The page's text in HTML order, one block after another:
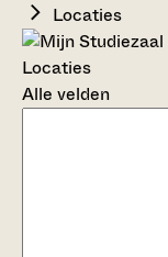
Locaties
Locaties
Alle velden